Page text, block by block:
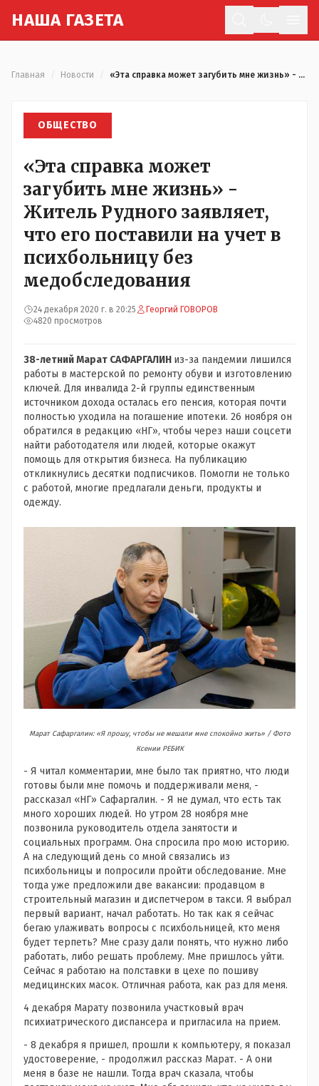
НАША ГАЗЕТА
Главная Новости «Эта справка может загубить мне жизнь» - Житель Рудного заявляет, что его поставили на учет в психбольницу без медобследования
ОБЩЕСТВО
«Эта справка может
загубить мне жизнь» -
Житель Рудного заявляет,
что его поставили на учет в
психбольницу без
медобследования
24 декабря 2020 г. в 20:25
Георгий ГОВОРОВ
4820 просмотров
38-летний Марат САФАРГАЛИН из-за пандемии лишился
работы в мастерской по ремонту обуви и изготовлению
ключей. Для инвалида 2-й группы единственным
источником дохода осталась его пенсия, которая почти
полностью уходила на погашение ипотеки. 26 ноября он
обратился в редакцию «НГ», чтобы через наши соцсети
найти работодателя или людей, которые окажут
помощь для открытия бизнеса. На публикацию
откликнулись десятки подписчиков. Помогли не только
с работой, многие предлагали деньги, продукты и
одежду.
Марат Сафаргалин: «Я прошу, чтобы не мешали мне спокойно жить» / Фото
Ксении РЕБИК
- Я читал комментарии, мне было так приятно, что люди
готовы были мне помочь и поддерживали меня, -
рассказал «НГ» Сафаргалин. - Я не думал, что есть так
много хороших людей. Но утром 28 ноября мне
позвонила руководитель отдела занятости и
социальных программ. Она спросила про мою историю.
А на следующий день со мной связались из
психбольницы и попросили пройти обследование. Мне
тогда уже предложили две вакансии: продавцом в
строительный магазин и диспетчером в такси. Я выбрал
первый вариант, начал работать. Но так как я сейчас
бегаю улаживать вопросы с психбольницей, кто меня
будет терпеть? Мне сразу дали понять, что нужно либо
работать, либо решать проблему. Мне пришлось уйти.
Сейчас я работаю на полставки в цехе по пошиву
медицинских масок. Отличная работа, как раз для меня.
4 декабря Марату позвонила участковый врач
психиатрического диспансера и пригласила на прием.
- 8 декабря я пришел, прошли к компьютеру, я показал
удостоверение, - продолжил рассказ Марат. - А они
меня в базе не нашли. Тогда врач сказала, чтобы